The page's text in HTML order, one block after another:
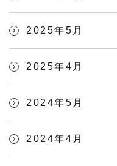
2025年5月
2025年4月
2024年5月
2024年4月